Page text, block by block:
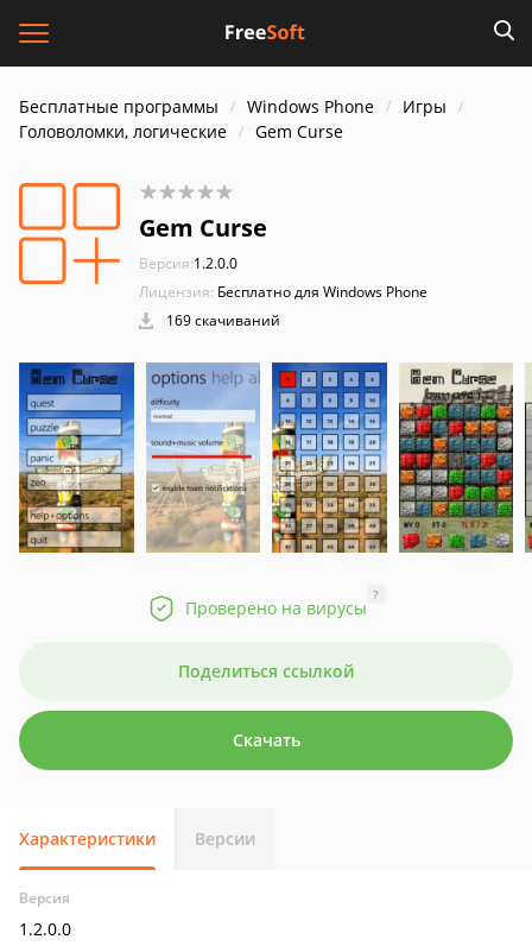
Бесплатные программы Windows Phone
Игры
Головоломки, логические
Gem Curse
Gem Curse
Версия:1.2.0.0
Лицензия: Бесплатно для Windows Phone
169 скачиваний
Проверено на вирусы
?
Поделиться ссылкой
Скачать
Характеристики Версии
Версия
1.2.0.0